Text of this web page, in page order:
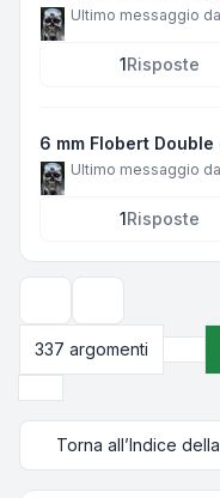
Ultimo messaggio da
1Risposte
6 mm Flobert
Ultimo messaggio da
1Risposte
337 argomenti
Torna all’Indice